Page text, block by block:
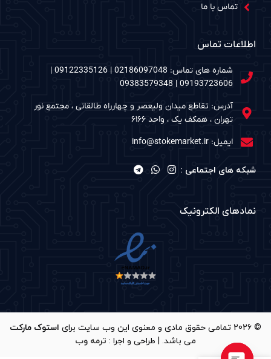
تماس با ما
اطلاعات تماس
شماره های تماس: 02186097048 | 09122335126 |
09193723606 | 09383579348
آدرس: تقاطع میدان ولیعصر و چهارراه طالقانی ، مجتمع نور
تهران ، همکف یک ، واحد ۶۱۶۶
ایمیل: info@stokemarket.ir
شبکه های اجتماعی :
نمادهای الکترونیک
© 2026 تمامی حقوق مادی و معنوی این وب سایت برای
استوک مارکت
می باشد. | طراحی و اجرا : ترمه وب